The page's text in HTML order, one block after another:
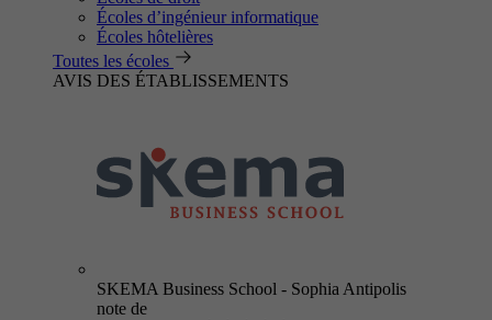
Écoles d’ingénieur informatique
Écoles hôtelières
Toutes les écoles
AVIS DES ÉTABLISSEMENTS
SKEMA Business School - Sophia Antipolis
note de